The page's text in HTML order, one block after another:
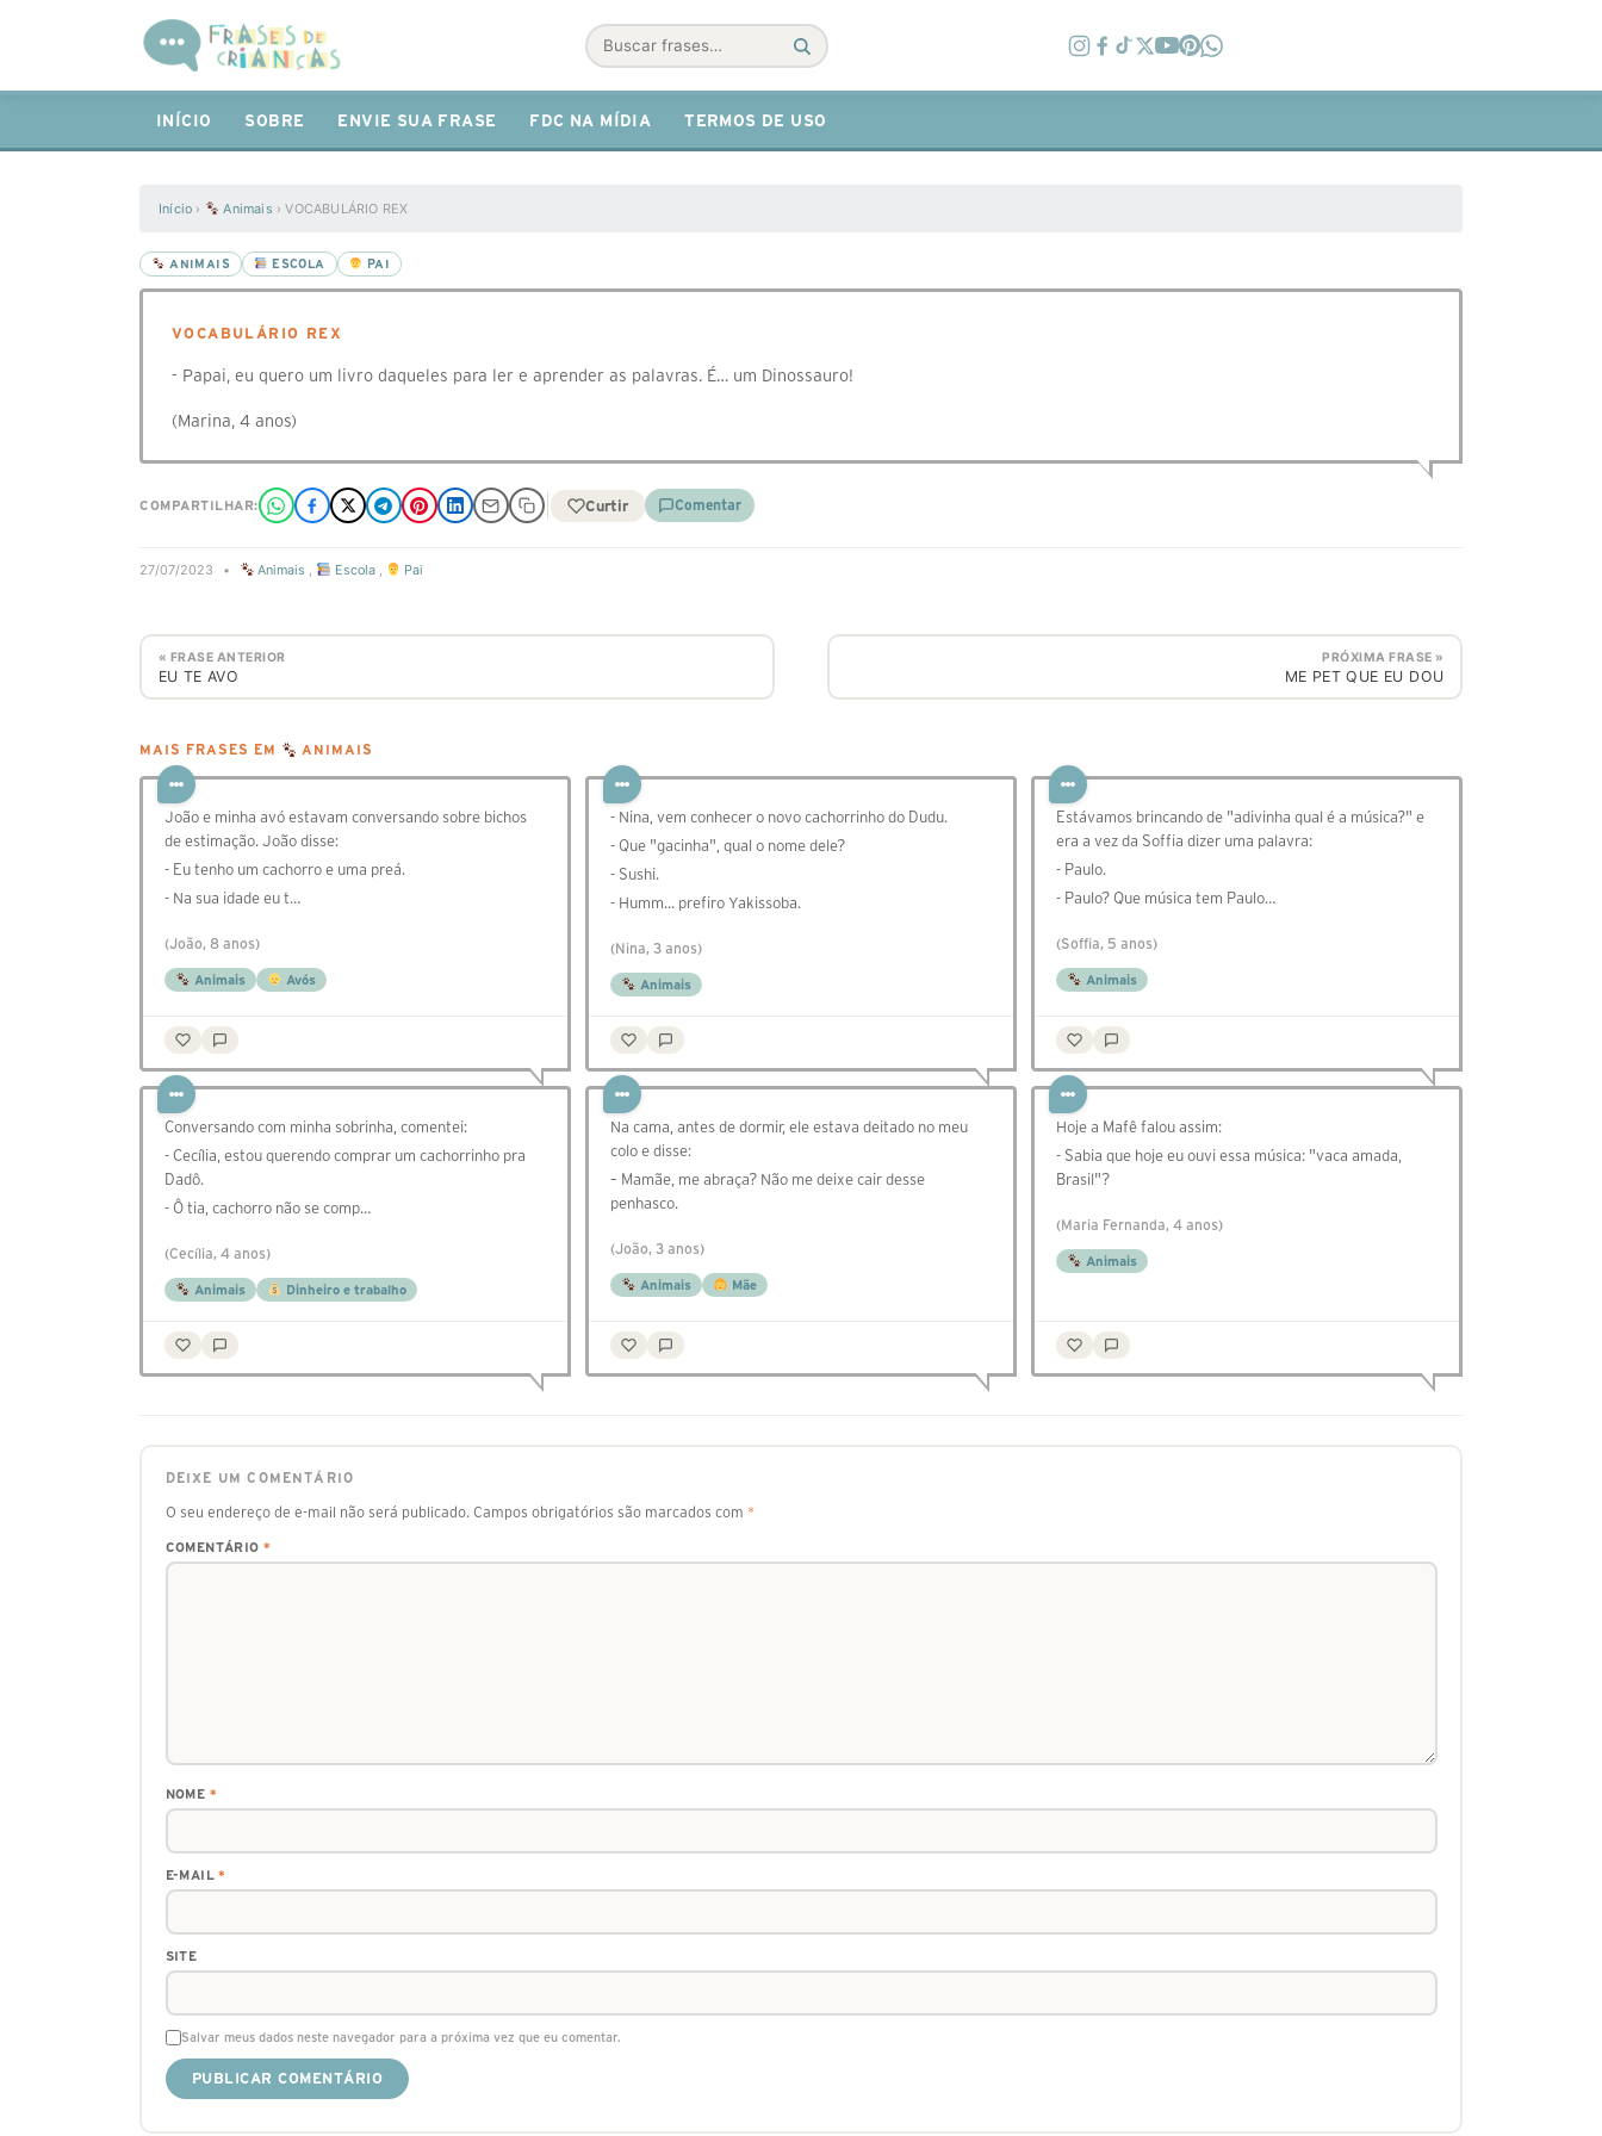
Buscar
INÍCIO SOBRE ENVIE SUA FRASE FDC NA MÍDIA TERMOS DE USO
Início › Animais ›VOCABULÁRIO REX
ANIMAIS ESCOLA PAI
VOCABULÁRIO REX
- Papai, eu quero um livro daqueles para ler e aprender as palavras. É… um Dinossauro!
(Marina, 4 anos)
COMPARTILHAR: Curtir Comentar
27/07/2023 • Animais , Escola, Pai
« FRASE ANTERIOR
EU TE AVO
PRÓXIMA FRASE »
ME PET QUE EU DOU
MAIS FRASES EM ANIMAIS
João e minha avó estavam conversando sobre bichos
de estimação. João disse:
- Eu tenho um cachorro e uma preá.
- Na sua idade eu t…
(João, 8 anos)
Animais Avós
- Nina, vem conhecer o novo cachorrinho do Dudu.
- Que "gacinha", qual o nome dele?
- Sushi.
- Humm... prefiro Yakissoba.
(Nina, 3 anos)
Animais
Estávamos brincando de "adivinha qual é a música?" e
era a vez da Soffia dizer uma palavra:
- Paulo.
- Paulo? Que música tem Paulo…
(Soffia, 5 anos)
Animais
Conversando com minha sobrinha, comentei:
- Cecília, estou querendo comprar um cachorrinho pra
Dadô.
- Ô tia, cachorro não se comp…
(Cecília, 4 anos)
Animais Dinheiro e trabalho
Na cama, antes de dormir, ele estava deitado no meu
colo e disse:
– Mamãe, me abraça? Não me deixe cair desse
penhasco.
(João, 3 anos)
Animais Mãe
Hoje a Mafê falou assim:
- Sabia que hoje eu ouvi essa música: "vaca amada,
Brasil"?
(Maria Fernanda, 4 anos)
Animais
DEIXE UM COMENTÁRIO
O seu endereço de e-mail não será publicado. Campos obrigatórios são marcados com *
COMENTÁRIO *
NOME *
E-MAIL*
SITE
Salvar meus dados neste navegador para a próxima vez que eu comentar.